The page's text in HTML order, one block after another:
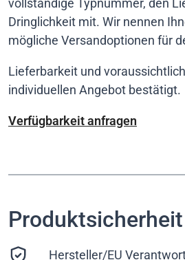
vollständige Typnummer, den
Dringlichkeit mit. Wir nennen
mögliche Versandoptionen für
Lieferbarkeit und
individuellen Angebot bestätigt.
Verfügbarkeit anfragen
Produktsicherheit
Hersteller/EU